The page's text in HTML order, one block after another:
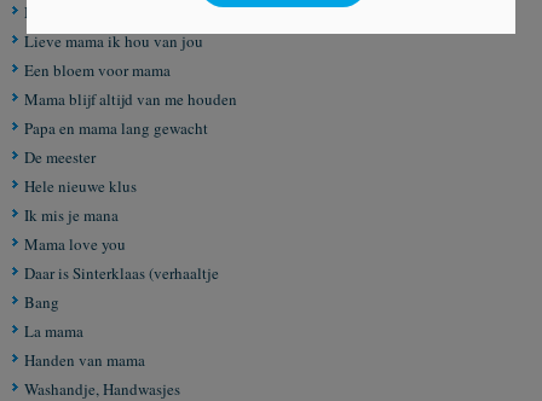
Mama, I â™¥ you!
Lieve mama ik hou van jou
Een bloem voor mama
Mama blijf altijd van me houden
Papa en mama lang gewacht
De meester
Hele nieuwe klus
Ik mis je mana
Mama love you
Daar is Sinterklaas (verhaaltje
Bang
La mama
Handen van mama
Washandje, Handwasjes